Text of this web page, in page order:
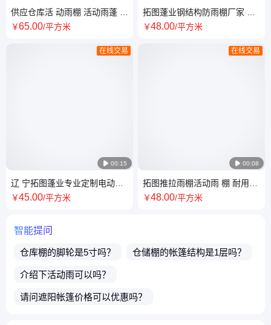
供应仓库活 动雨棚 活动雨蓬 隔
热耐晒 可调整定制
￥65.00/平方米
 00:15
在线交易
辽 宁拓图蓬业专业定制电动雨
棚 移动推拉棚交货速度快 全国
￥45.00/平方米
拓图蓬业钢结构防雨棚厂家 抗
恶劣天气 物流货物周转用 发货
￥48.00/平方米
 00:08
在线交易
拓图推拉雨棚活动雨 棚 耐用性
强 坚固耐磨 防雨蓬布 尺寸定制
￥48.00/平方米
智能提问
仓库棚的脚轮是5寸吗？ 仓储棚的帐篷结构是1层吗？
介绍下活动雨可以吗？
请问遮阳帐篷价格可以优惠吗？